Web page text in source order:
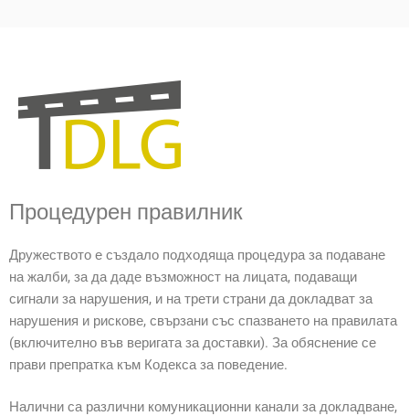
Процедурен правилник
Дружеството е създало подходяща процедура за подаване
на жалби, за да даде възможност на лицата, подаващи
сигнали за нарушения, и на трети страни да докладват за
нарушения и рискове, свързани със спазването на правилата
(включително във веригата за доставки). За обяснение се
прави препратка към Кодекса за поведение.
Налични са различни комуникационни канали за докладване,